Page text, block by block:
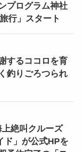
プログラム神社
行」スタート
するココロを育
釣りごろつられ
絶叫クルーズ
ド」が公式HPを